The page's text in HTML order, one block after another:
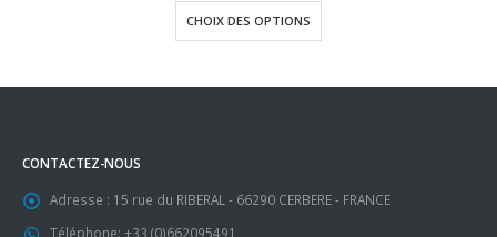
CHOIX DES OPTIONS
CONTACTEZ-NOUS
Adresse : 15 rue du RIBERAL - 66290 CERBERE - FRANCE
Téléphone: +33 (0)662095491